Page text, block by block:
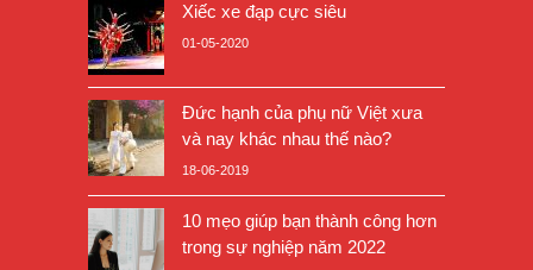
Xiếc xe đạp cực siêu
01-05-2020
Đức hạnh của phụ nữ Việt xưa
và nay khác nhau thế nào?
18-06-2019
10 mẹo giúp bạn thành công hơn
trong sự nghiệp năm 2022